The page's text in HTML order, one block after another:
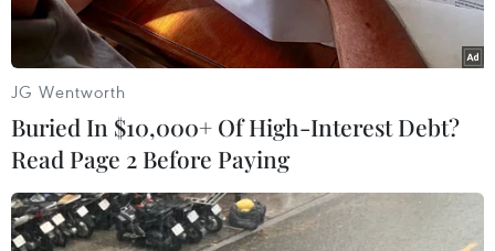
#Hổ Bengal #Nguy cơ tuyệt chủng
#Danh sách Đỏ
#Hoàng gia
#Cá thể Peru
JG Wentworth
Buried In $10,000+ Of High-Interest Debt?
Read Page 2 Before Paying